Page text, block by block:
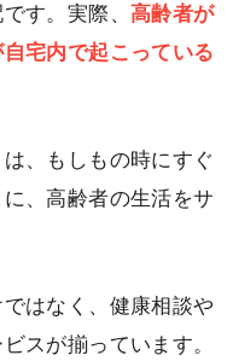
す。実際、高齢者が
宅内で起こっている
、もしもの時にすぐ
、高齢者の生活をサ
はなく、健康相談や
スが揃っています。